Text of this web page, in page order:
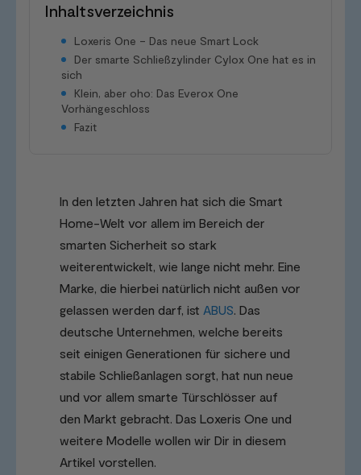
Inhaltsverzeichnis
Loxeris One – Das neue Smart Lock
Der smarte Schließzylinder Cylox One hat es in
sich
Klein, aber oho: Das Everox One
Vorhängeschloss
Fazit
In den letzten Jahren hat sich die Smart
Home-Welt vor allem im Bereich der
smarten Sicherheit so stark
weiterentwickelt, wie lange nicht mehr. Eine
Marke, die hierbei natürlich nicht außen vor
gelassen werden darf, ist ABUS. Das
deutsche Unternehmen, welche bereits
seit einigen Generationen für sichere und
stabile Schließanlagen sorgt, hat nun neue
und vor allem smarte Türschlösser auf
den Markt gebracht. Das Loxeris One und
weitere Modelle wollen wir Dir in diesem
Artikel vorstellen.